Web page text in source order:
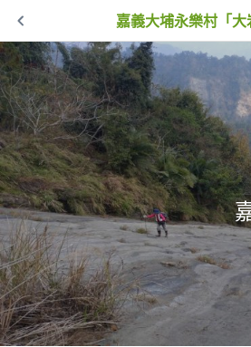
嘉義大埔永樂村「大